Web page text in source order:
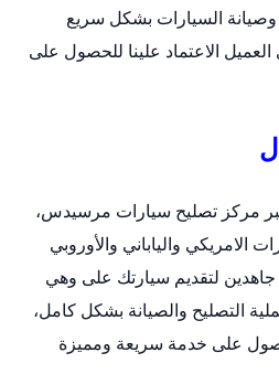
السيارات بشكل سريع
الاعتماد علينا للحصول على
مركز تصليح سيارات مرسيدس،
الامريكي والياباني والأوروبي
لتقديم سيارتك على وهي
التصليح والصيانة بشكل كامل،
على خدمة سريعة ومميزة